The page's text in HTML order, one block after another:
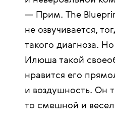
— Прим. The
не озвучивается,
такого диагноза.
Илюша такой
нравится его
и воздушность. Он
то смешной и